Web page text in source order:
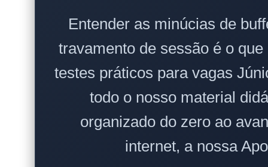
Entender as minúcias de
travamento de sessão é o
testes práticos para vagas
todo o nosso material
organizado do zero ao
internet, a nossa